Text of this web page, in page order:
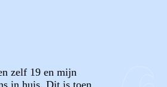
zelf 19 en mijn
in huis. Dit is toen